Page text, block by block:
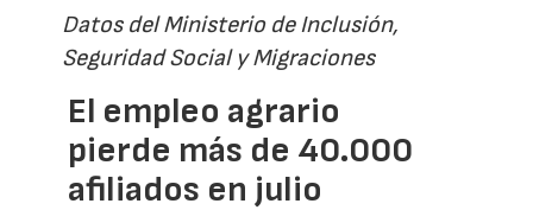
Datos del Ministerio de Inclusión,
Seguridad Social y Migraciones
El empleo agrario
pierde más de 40.000
afiliados en julio